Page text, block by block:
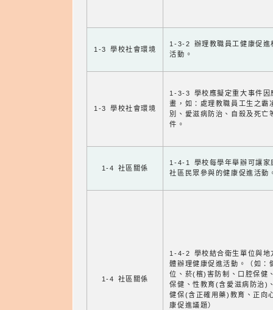
1-3 學校社會環境
1-3-2 辦理教職員工健康促進
活動。
1-3 學校社會環境
1-3-3 學校應擬定重大事件因
畫，如：處理教職員工生之霸
別、愛滋病防治、自殺及死亡
件。
1-4 社區關係
1-4-1 學校每學年舉辦可讓家
社區民眾參與的健康促進活動
1-4 社區關係
1-4-2 學校結合衛生單位與地
體辦理健康促進活動。（如：
位、菸(檳)害防制、口腔保健
保健、性教育(含愛滋病防治)
健保(含正確用藥)教育、正向
康促進議題）